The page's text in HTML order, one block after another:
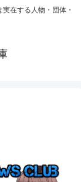
在する人物・団体・